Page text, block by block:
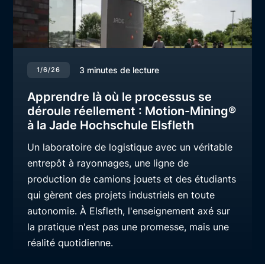
1/6/26 3 minutes de lecture
Apprendre là où le processus se
déroule réellement : Motion-Mining®
à la Jade Hochschule Elsfleth
Un laboratoire de logistique avec un véritable
entrepôt à rayonnages, une ligne de
production de camions jouets et des étudiants
qui gèrent des projets industriels en toute
autonomie. À Elsfleth, l'enseignement axé sur
la pratique n'est pas une promesse, mais une
réalité quotidienne.